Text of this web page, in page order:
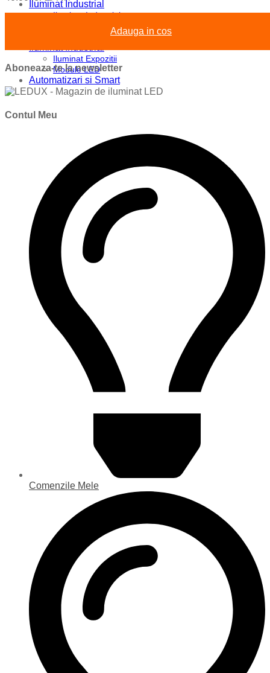
Iluminat Industrial
Iluminat Industrial
Iluminat Industrial LED
Iluminat stradal
Iluminat Expozitii
Module LED
Automatizari si Smart
Adauga in cos
Aboneaza-te la newsletter
Contul Meu
Comenzile Mele